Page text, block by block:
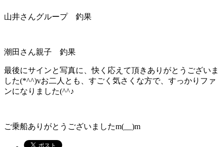
山井さんグループ 釣果
潮田さん親子 釣果
最後にサインと写真に、快く応えて頂きありがとうございま
した(*^^)vお二人とも、すごく気さくな方で、すっかりファ
ンになりました(^^♪
ご乗船ありがとうございましたm(__)m